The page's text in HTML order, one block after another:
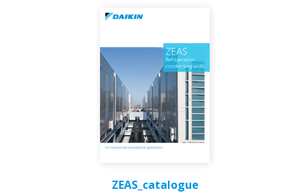
ZEAS_catalogue